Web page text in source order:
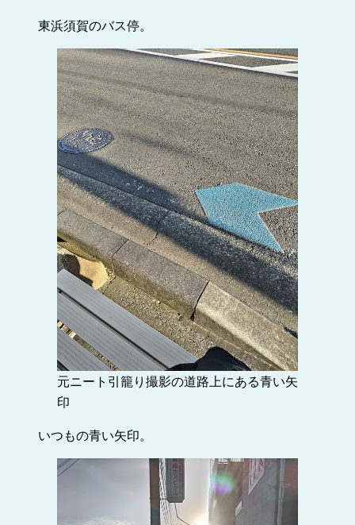
東浜須賀のバス停。
元ニート引籠り撮影の道路上にある青い矢
印
いつもの青い矢印。